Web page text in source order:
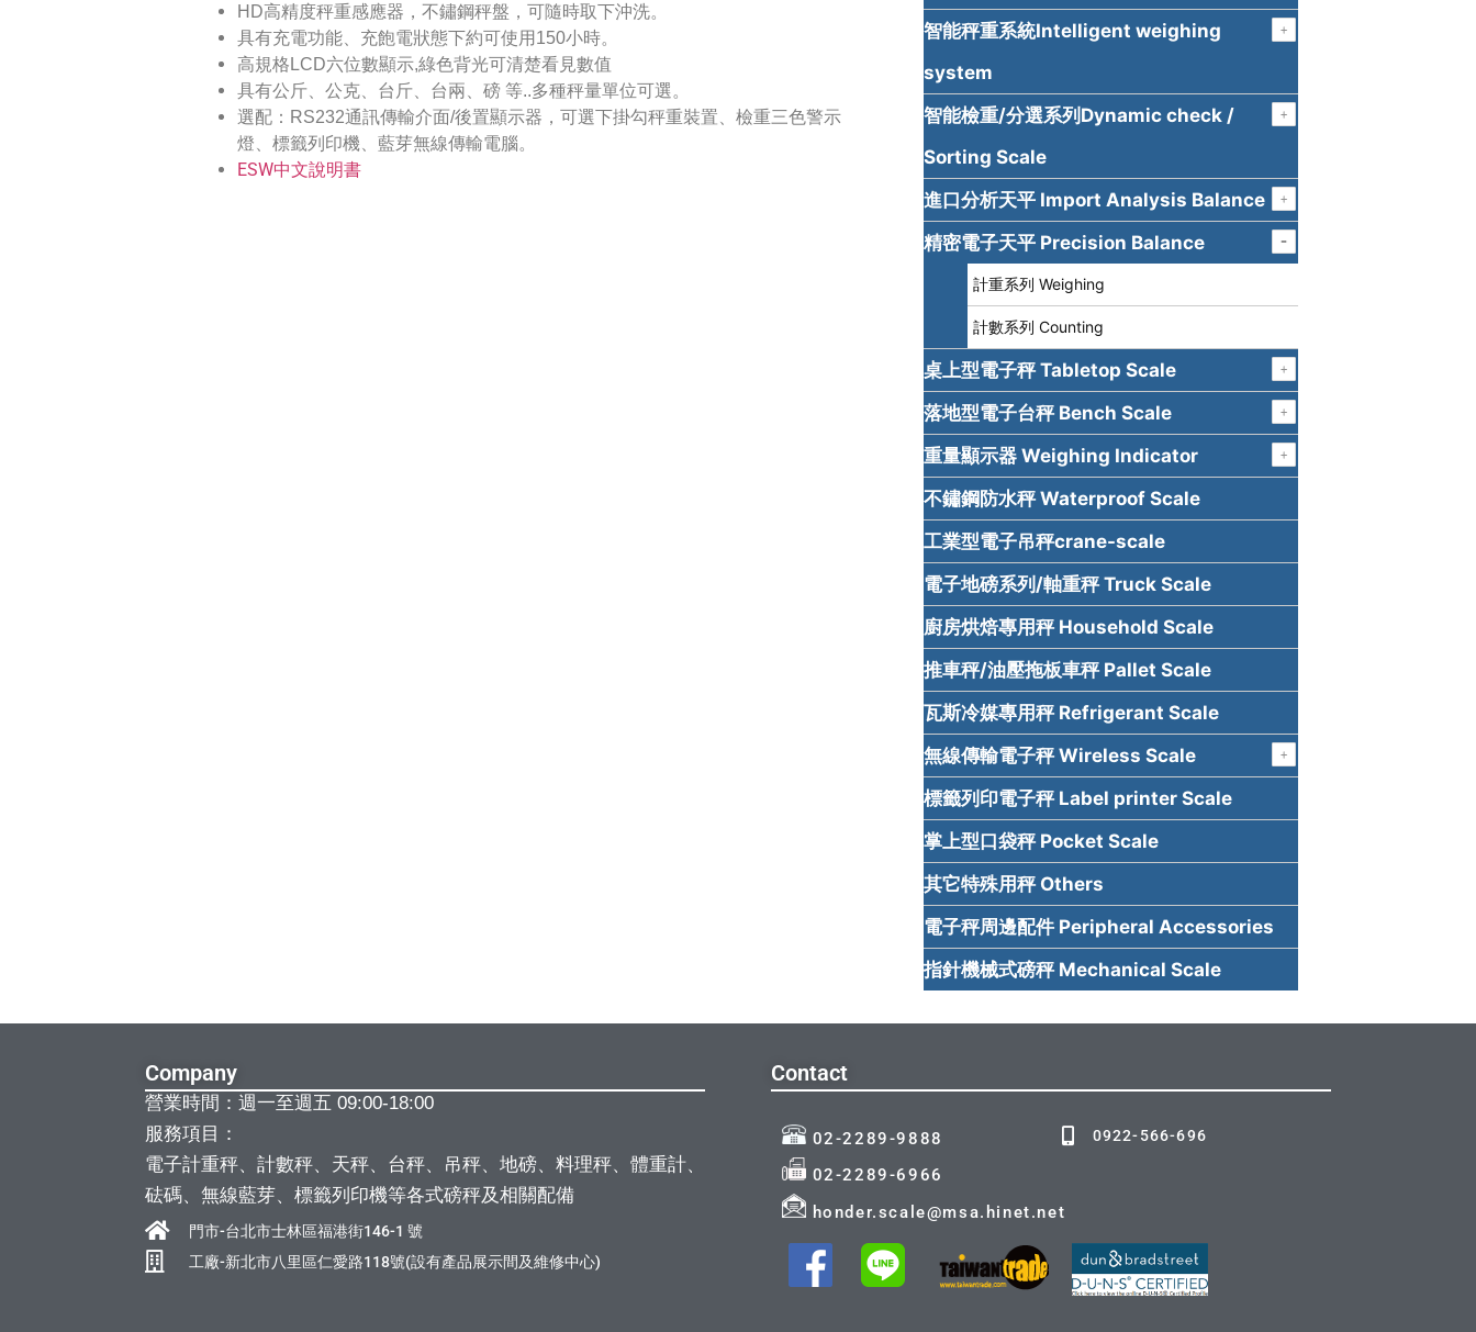
HD高精度秤重感應器，不鏽鋼秤盤，可隨時取下沖洗。
具有充電功能、充飽電狀態下約可使用150小時。
高規格LCD六位數顯示,綠色背光可清楚看見數值
具有公斤、公克、台斤、台兩、磅 等..多種秤量單位可選。
選配：RS232通訊傳輸介面/後置顯示器，可選下掛勾秤重裝置、檢重三色警示
燈、標籤列印機、藍芽無線傳輸電腦。
ESW中文說明書
智能秤重系統Intelligent weighing
system
智能檢重/分選系列Dynamic check /
Sorting Scale
進口分析天平 Import Analysis Balance
精密電子天平 Precision Balance
計重系列 Weighing
計數系列 Counting
桌上型電子秤 Tabletop Scale
落地型電子台秤 Bench Scale
重量顯示器 Weighing Indicator
不鏽鋼防水秤 Waterproof Scale
工業型電子吊秤crane-scale
電子地磅系列/軸重秤 Truck Scale
廚房烘焙專用秤 Household Scale
推車秤/油壓拖板車秤 Pallet Scale
瓦斯冷媒專用秤 Refrigerant Scale
無線傳輸電子秤 Wireless Scale
標籤列印電子秤 Label printer Scale
掌上型口袋秤 Pocket Scale
其它特殊用秤 Others
電子秤周邊配件 Peripheral Accessories
指針機械式磅秤 Mechanical Scale
Company
營業時間：週一至週五 09:00-18:00
服務項目：
電子計重秤、計數秤、天秤、台秤、吊秤、地磅、料理秤、體重計、
砝碼、無線藍芽、標籤列印機等各式磅秤及相關配備
門市-台北市士林區福港街146-1 號
工廠-新北市八里區仁愛路118號(設有產品展示間及維修中心)
Contact
02-2289-9888 0922-566-696
02-2289-6966
honder.scale@msa.hinet.net